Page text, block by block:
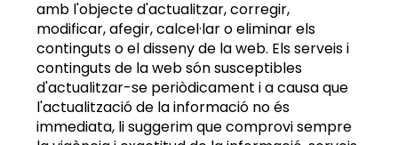
amb l'objecte d'actualitzar, corregir,
modificar, afegir, calcel·lar o eliminar els
continguts o el disseny de la web. Els serveis i
continguts de la web són susceptibles
d'actualitzar-se periòdicament i a causa que
l'actualització de la informació no és
immediata, li suggerim que comprovi sempre